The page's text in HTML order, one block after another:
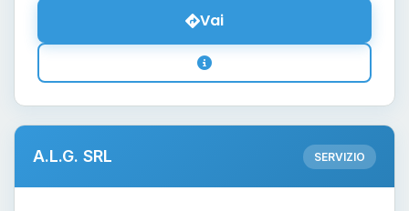
Vai
A.L.G. SRL SERVIZIO